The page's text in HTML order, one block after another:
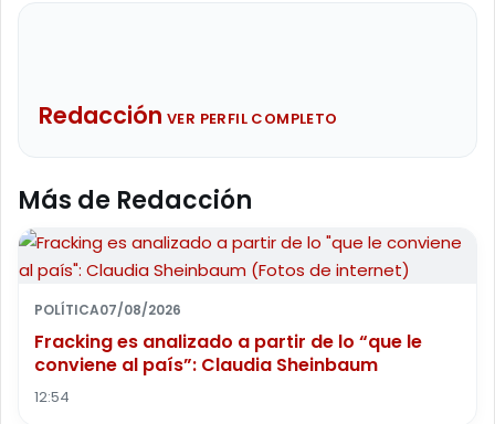
Redacción VER PERFIL COMPLETO
Más de Redacción
POLÍTICA07/08/2026
Fracking es analizado a partir de lo “que le
conviene al país”: Claudia Sheinbaum
12:54